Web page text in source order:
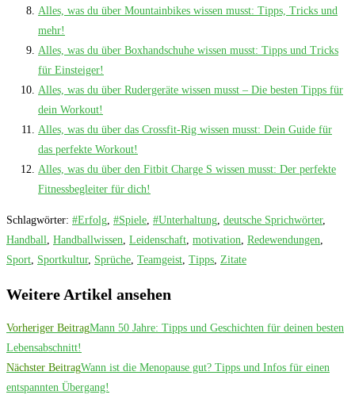
Alles, was du über Mountainbikes wissen musst: Tipps, Tricks und
mehr!
Alles, was du über Boxhandschuhe wissen musst: Tipps und Tricks
für Einsteiger!
Alles, was du über Rudergeräte wissen musst – Die besten Tipps für
dein Workout!
Alles, was du über das Crossfit-Rig wissen musst: Dein Guide für
das perfekte Workout!
Alles, was du über den Fitbit Charge S wissen musst: Der perfekte
Fitnessbegleiter für dich!
Schlagwörter: #Erfolg, #Spiele, #Unterhaltung, deutsche Sprichwörter,
Handball, Handballwissen, Leidenschaft, motivation, Redewendungen,
Sport, Sportkultur, Sprüche, Teamgeist, Tipps, Zitate
Weitere Artikel ansehen
Vorheriger BeitragMann 50 Jahre: Tipps und Geschichten für deinen besten
Lebensabschnitt!
Nächster BeitragWann ist die Menopause gut? Tipps und Infos für einen
entspannten Übergang!